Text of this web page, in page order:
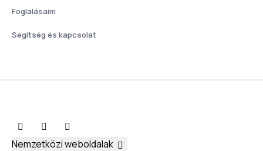
Foglalásaim
Segítség és kapcsolat
Nemzetközi weboldalak